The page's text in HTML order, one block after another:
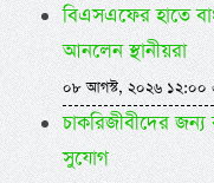
বিএসএফের হাতে
আনলেন স্থানীয়রা
০৮ আগস্ট, ২০২৬ ১২:০০
চাকরিজীবীদের
সুযোগ